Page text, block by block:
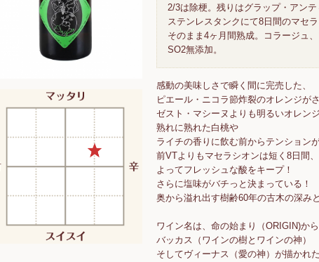
2/3は除梗。残りはグラップ・アンテ
ステンレスタンクにて8日間のマセラ
そのまま4ヶ月間熟成。コラージュ、
SO2無添加。
感動の美味しさで瞬く間に完売した、
ピエール・ニコラ節炸裂のオレンジが
ゼスト・マシーヌよりも明るいオレン
熟れに熟れた白桃や
ライチの香りに飲む前からテンション
前VTよりもマセラシオンは短く8日間、
よってフレッシュな酸をキープ！
さらに塩味がバチっと決まっている！
奥から溢れ出す樹齢60年の古木の深み
ワイン名は、命の始まり（ORIGIN)から
バッカス（ワインの樹とワインの神）
そしてヴィーナス（愛の神）が描かれた